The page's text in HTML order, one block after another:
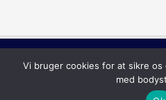
Copyright ©
Vi bruger cookies for at sikre
med